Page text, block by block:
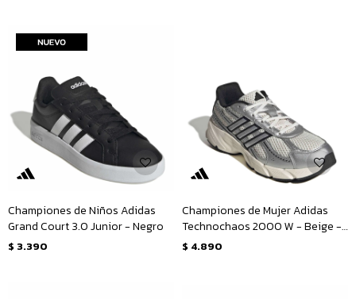
Championes de Niños Adidas
Grand Court 3.0 Junior - Negro
$ 3.390
Championes de Mujer Adidas
Technochaos 2000 W - Beige -
Plateado
$ 4.890